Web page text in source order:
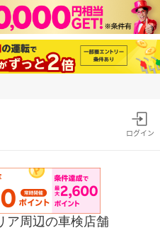
ログイン
ア周辺の車検店舗